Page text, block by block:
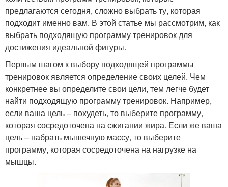
предлагаются сегодня, сложно выбрать ту, которая
подходит именно вам. В этой статье мы рассмотрим, как
выбрать подходящую программу тренировок для
достижения идеальной фигуры.
Первым шагом к выбору подходящей программы
тренировок является определение своих целей. Чем
конкретнее вы определите свои цели, тем легче будет
найти подходящую программу тренировок. Например,
если ваша цель – похудеть, то выберите программу,
которая сосредоточена на сжигании жира. Если же ваша
цель – набрать мышечную массу, то выберите
программу, которая сосредоточена на нагрузке на
мышцы.